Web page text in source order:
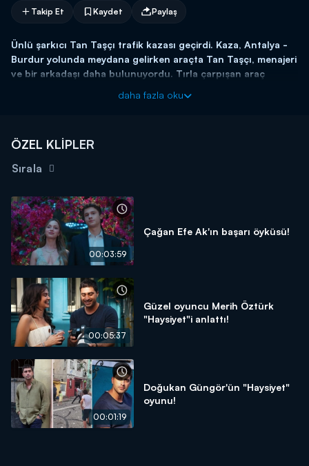
Takip Et Kaydet Paylaş
Ünlü şarkıcı Tan Taşçı trafik kazası geçirdi. Kaza, Antalya -
Burdur yolunda meydana gelirken araçta Tan Taşçı, menajeri
ve bir arkadaşı daha bulunuyordu. Tırla çarpışan araç
daha fazla oku
ÖZEL KLİPLER
Sırala
00:03:59
Çağan Efe Ak'ın başarı öyküsü!
00:05:37
Güzel oyuncu Merih Öztürk
"Haysiyet"i anlattı!
00:01:19
Doğukan Güngör'ün "Haysiyet"
oyunu!